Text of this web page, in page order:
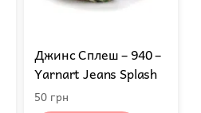
Джинс Сплеш – 940 –
Yarnart Jeans Splash
50 грн